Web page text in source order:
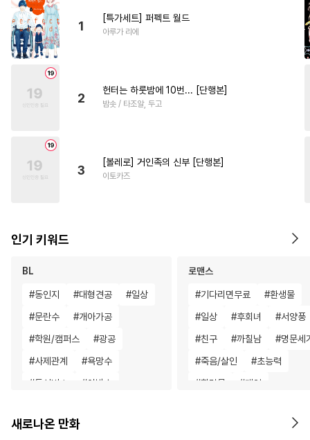
1
[특가세트] 퍼펙트 월드
아루가 리에
2
헌터는 하룻밤에 10번... [단행본]
밤솟 / 타조알, 두고
3
[볼레로] 거인족의 신부 [단행본]
이토카즈
인기 키워드
BL
#동인지 #대형견공 #일상
#문란수 #개아가공
#학원/캠퍼스 #광공
#사제관계 #욕망수
#돔섭버스 #아방수
#페티쉬 #3P
로맨스
#기다리면무료 #환생물
#일상 #후회녀 #서양풍
#친구 #까칠남 #명문세
#죽음/살인 #초능력
#힐링물 #게임
새로나온 만화